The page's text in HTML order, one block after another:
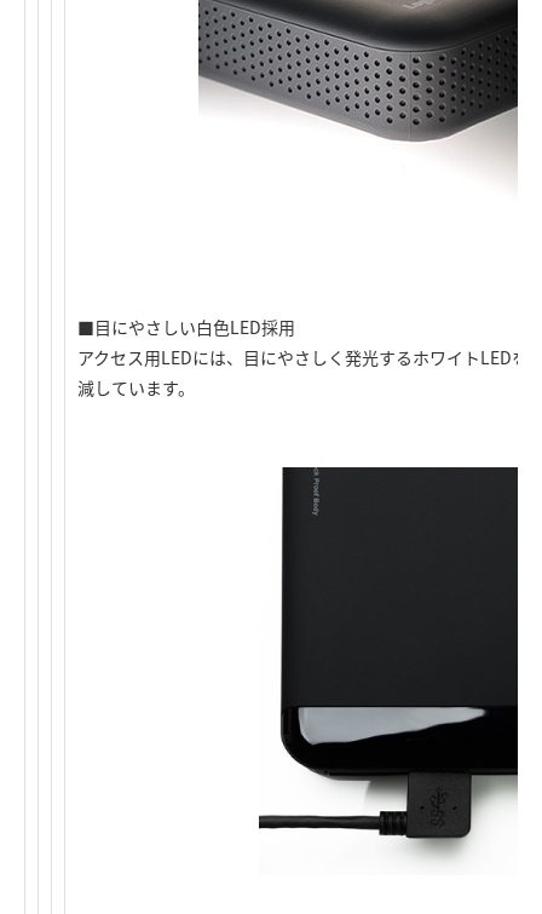
■目にやさしい白色LED採用
アクセス用LEDには、目にやさしく発光するホワイトLEDを
減しています。